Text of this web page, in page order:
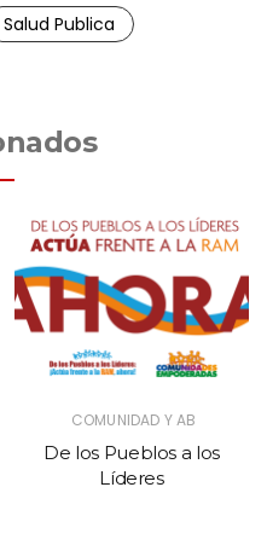
Salud Publica
COMUNIDAD Y AB
De los Pueblos a los
Líderes